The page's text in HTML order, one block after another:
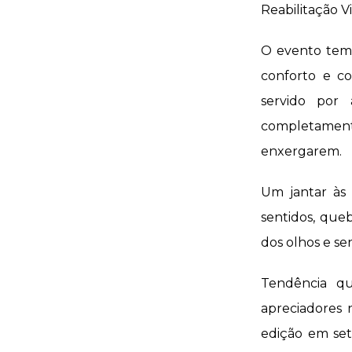
Reabilitação
O evento
conforto e
servido por
enxergarem.
Um jantar às
sentidos,
dos olhos e
Tendência
apreciadores
edição em